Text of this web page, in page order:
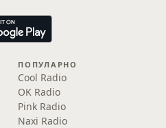
ПОПУЛАРНО
Cool Radio
OK Radio
Pink Radio
Naxi Radio